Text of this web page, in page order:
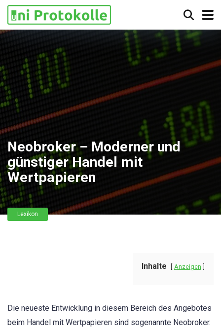
Neobroker – Moderner und
günstiger Handel mit
Wertpapieren
Lexikon
Inhalte Anzeigen
Die neueste Entwicklung in diesem Bereich des Angebotes
beim Handel mit Wertpapieren sind sogenannte Neobroker.